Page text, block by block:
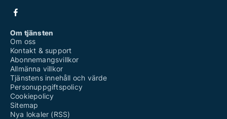
Om tjänsten
Om oss
Kontakt & support
Abonnemangsvillkor
Allmänna villkor
Tjänstens innehåll och värde
Personuppgiftspolicy
Cookiepolicy
Sitemap
Nya lokaler (RSS)